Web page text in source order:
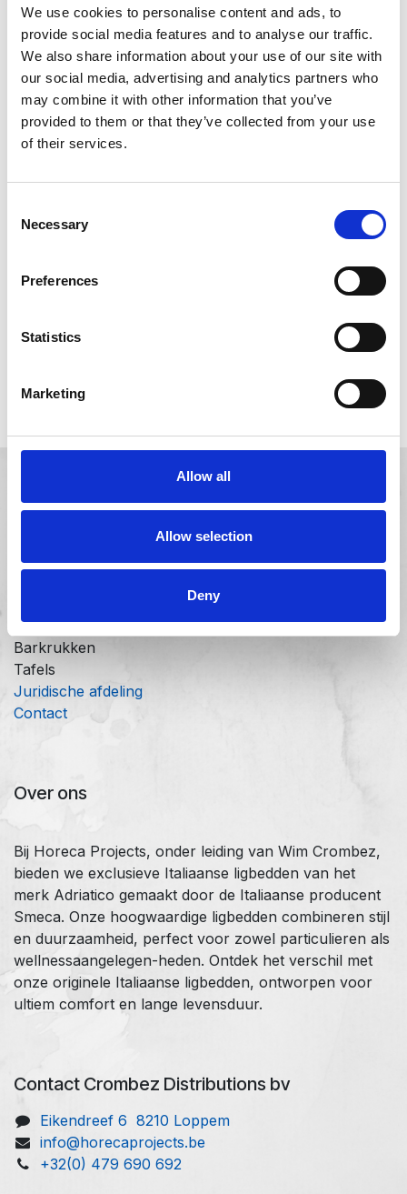
We use cookies to personalise content and ads, to
provide social media features and to analyse our traffic.
We also share information about your use of our site with
our social media, advertising and analytics partners who
may combine it with other information that you’ve
provided to them or that they’ve collected from your use
of their services.
Selection
Necessary
Preferences
Statistics
Marketing
Allow all
Allow selection
Deny
gemakkelijk voor vergaderingen en zeer comfortabel.
Afmetingen : 44cm b x 58cm d x 94cm hoog. Zitting is
47cm hoog. Stapelbaar per 10. Zijn ook per 30
stapelbaar op speciale transportkar.
45,00€
Aan winkelmandje toevoegen
Gratis levering binnen België
Startpagina
Stoelen
Barkrukken
Tafels
Juridische afdeling
Contact
Over ons
Bij Horeca Projects, onder leiding van Wim Crombez,
bieden we exclusieve Italiaanse ligbedden van het
merk Adriatico gemaakt door de Italiaanse producent
Smeca. Onze hoogwaardige ligbedden combineren stijl
en duurzaamheid, perfect voor zowel particulieren als
wellnessaangelegen-heden. Ontdek het verschil met
onze originele Italiaanse ligbedden, ontworpen voor
ultiem comfort en lange levensduur.
Contact Crombez Distributions bv
Eikendreef 6 8210 Loppem
info@horecaprojects.be
+32(0) 479 690 692